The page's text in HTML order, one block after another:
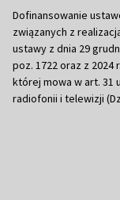
Dofinansowanie
związanych z
ustawy z dnia 29
poz. 1722 oraz z
której mowa w art. 31
radiofonii i telewizji